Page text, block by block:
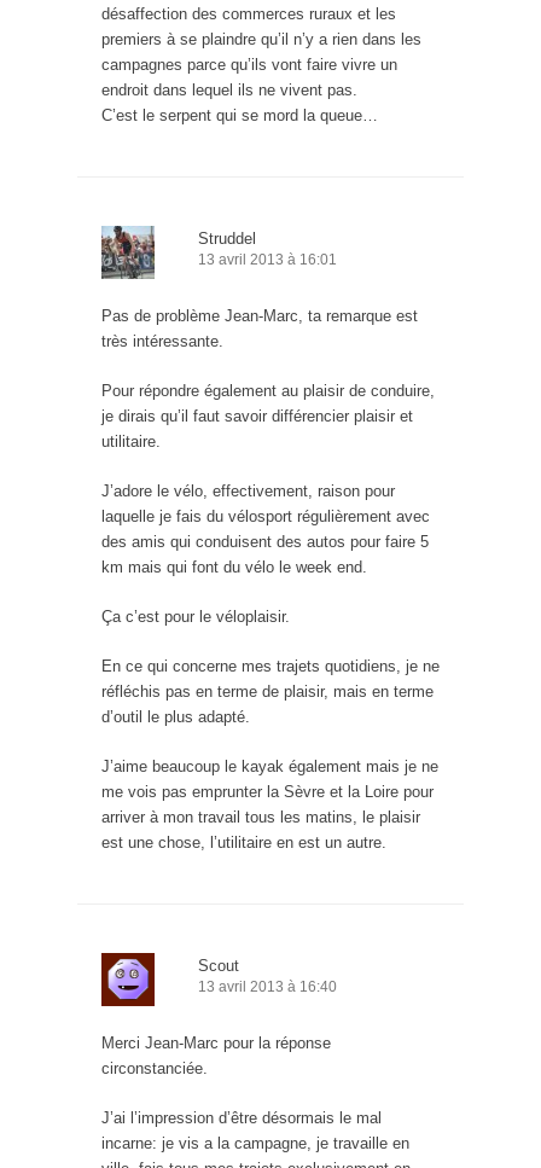
désaffection des commerces ruraux et les
premiers à se plaindre qu’il n’y a rien dans les
campagnes parce qu’ils vont faire vivre un
endroit dans lequel ils ne vivent pas.
C’est le serpent qui se mord la queue…
Struddel
13 avril 2013 à 16:01
Pas de problème Jean-Marc, ta remarque est
très intéressante.
Pour répondre également au plaisir de conduire,
je dirais qu’il faut savoir différencier plaisir et
utilitaire.
J’adore le vélo, effectivement, raison pour
laquelle je fais du vélosport régulièrement avec
des amis qui conduisent des autos pour faire 5
km mais qui font du vélo le week end.
Ça c’est pour le véloplaisir.
En ce qui concerne mes trajets quotidiens, je ne
réfléchis pas en terme de plaisir, mais en terme
d’outil le plus adapté.
J’aime beaucoup le kayak également mais je ne
me vois pas emprunter la Sèvre et la Loire pour
arriver à mon travail tous les matins, le plaisir
est une chose, l’utilitaire en est un autre.
Scout
13 avril 2013 à 16:40
Merci Jean-Marc pour la réponse
circonstanciée.
J’ai l’impression d’être désormais le mal
incarne: je vis a la campagne, je travaille en